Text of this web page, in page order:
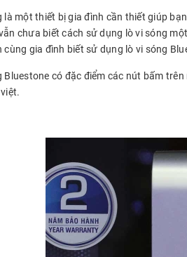
là một thiết bị gia đình cần thiết giúp
chưa biết cách sử dụng lò vi sóng
cùng gia đình biết sử dụng lò vi sóng
Bluestone có đặc điểm các nút bấm